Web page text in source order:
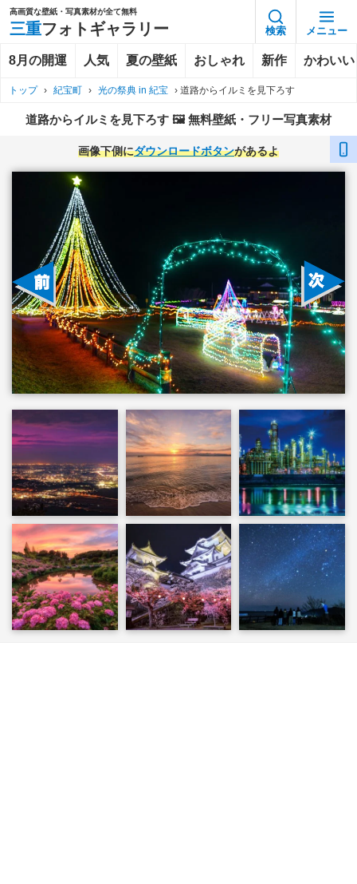
高画質な壁紙・写真素材が全て無料
三重フォトギャラリー 検索 メニュー
8月の開運 人気 夏の壁紙 おしゃれ 新作 かわいい
トップ › 紀宝町 › 光の祭典 in 紀宝 › 道路からイルミを見下ろす
道路からイルミを見下ろす 🖼️ 無料壁紙・フリー写真素材
画像下側にダウンロードボタンがあるよ